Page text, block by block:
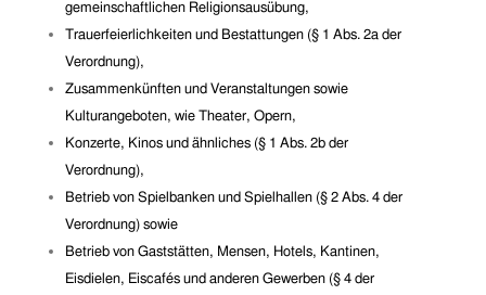
gemeinschaftlichen Religionsausübung,
Trauerfeierlichkeiten und Bestattungen (§ 1 Abs. 2a der
Verordnung),
Zusammenkünften und Veranstaltungen sowie
Kulturangeboten, wie Theater, Opern,
Konzerte, Kinos und ähnliches (§ 1 Abs. 2b der
Verordnung),
Betrieb von Spielbanken und Spielhallen (§ 2 Abs. 4 der
Verordnung) sowie
Betrieb von Gaststätten, Mensen, Hotels, Kantinen,
Eisdielen, Eiscafés und anderen Gewerben (§ 4 der